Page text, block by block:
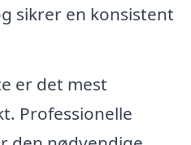
sikrer en konsistent
er det mest
Professionelle